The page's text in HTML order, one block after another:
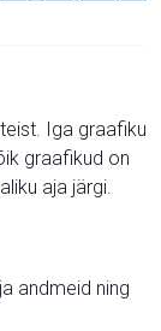
Iga graafiku
graafikud on
aja järgi.
andmeid ning